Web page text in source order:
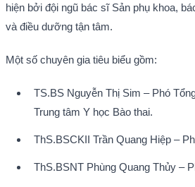
hiện bởi đội ngũ bác sĩ Sản phụ khoa,
và điều dưỡng tận tâm.
Một số chuyên gia tiêu biểu gồm:
TS.BS Nguyễn Thị Sim – Phó
Trung tâm Y học Bào thai.
ThS.BSCKII Trần Quang Hiệp –
ThS.BSNT Phùng Quang Thủy –